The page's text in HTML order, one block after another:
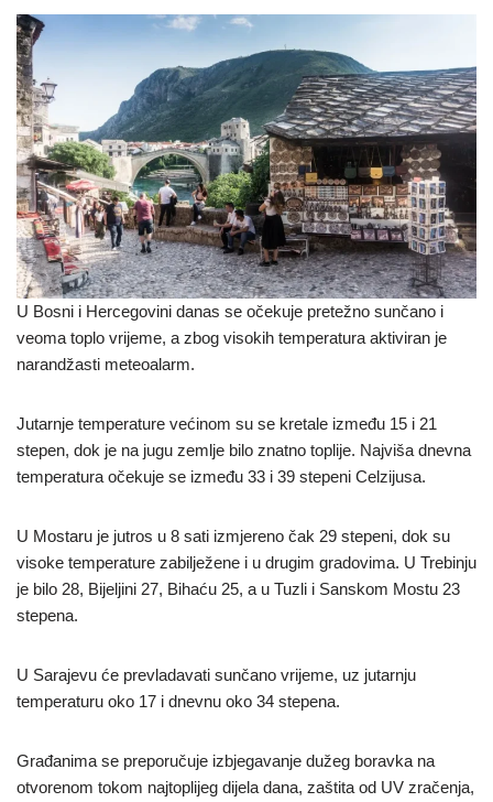
U Bosni i Hercegovini danas se očekuje pretežno sunčano i
veoma toplo vrijeme, a zbog visokih temperatura aktiviran je
narandžasti meteoalarm.
Jutarnje temperature većinom su se kretale između 15 i 21
stepen, dok je na jugu zemlje bilo znatno toplije. Najviša dnevna
temperatura očekuje se između 33 i 39 stepeni Celzijusa.
U Mostaru je jutros u 8 sati izmjereno čak 29 stepeni, dok su
visoke temperature zabilježene i u drugim gradovima. U Trebinju
je bilo 28, Bijeljini 27, Bihaću 25, a u Tuzli i Sanskom Mostu 23
stepena.
U Sarajevu će prevladavati sunčano vrijeme, uz jutarnju
temperaturu oko 17 i dnevnu oko 34 stepena.
Građanima se preporučuje izbjegavanje dužeg boravka na
otvorenom tokom najtoplijeg dijela dana, zaštita od UV zračenja,